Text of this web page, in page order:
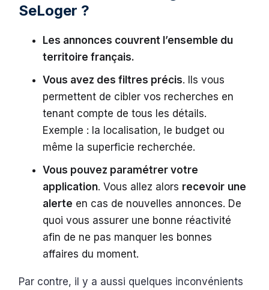
SeLoger ?
Les annonces couvrent l’ensemble du
territoire français.
Vous avez des filtres précis. Ils vous
permettent de cibler vos recherches en
tenant compte de tous les détails.
Exemple : la localisation, le budget ou
même la superficie recherchée.
Vous pouvez paramétrer votre
application. Vous allez alors recevoir une
alerte en cas de nouvelles annonces. De
quoi vous assurer une bonne réactivité
afin de ne pas manquer les bonnes
affaires du moment.
Par contre, il y a aussi quelques inconvénients